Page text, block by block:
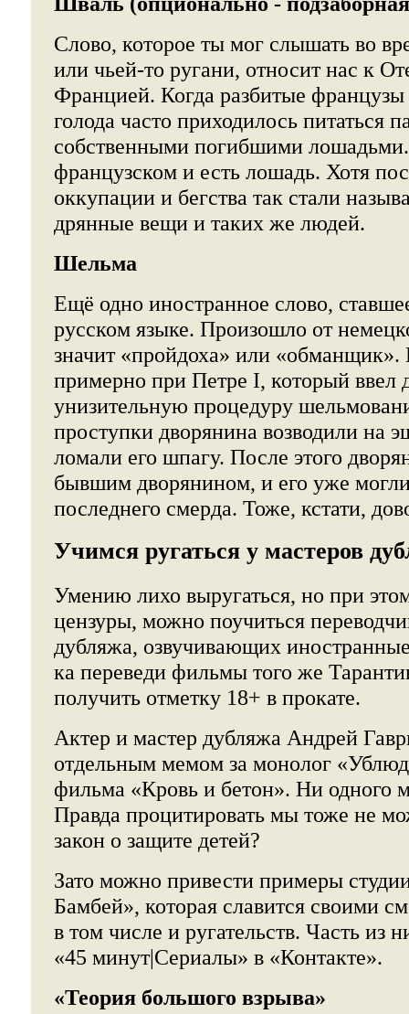
Слово, которое ты мог слышать во
или чьей-то ругани, относит нас к
Францией. Когда разбитые французы
голода часто приходилось питаться
собственными погибшими
французском и есть лошадь. Хотя
оккупации и бегства так стали
дрянные вещи и таких же людей.
Шельма
Ещё одно иностранное слово,
русском языке. Произошло от
значит «пройдоха» или
примерно при Петре I, который ввел
унизительную процедуру
проступки дворянина возводили на
ломали его шпагу. После этого
бывшим дворянином, и его уже
последнего смерда. Тоже, кстати,
Учимся ругаться у мастеров
Умению лихо выругаться, но при
цензуры, можно поучиться
дубляжа, озвучивающих
ка переведи фильмы того же
получить отметку 18+ в прокате.
Актер и мастер дубляжа Андрей
отдельным мемом за монолог
фильма «Кровь и бетон». Ни одного
Правда процитировать мы тоже не
закон о защите детей?
Зато можно привести примеры
Бамбей», которая славится своими
в том числе и ругательств. Часть из
«45 минут|Сериалы» в «Контакте».
«Теория большого взрыва»